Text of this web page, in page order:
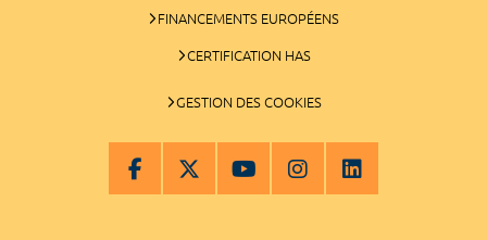
FINANCEMENTS EUROPÉENS
CERTIFICATION HAS
GESTION DES COOKIES